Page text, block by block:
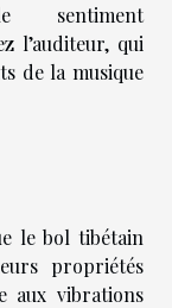
sentiment
l’auditeur, qui
de la musique
le bol tibétain
propriétés
aux vibrations